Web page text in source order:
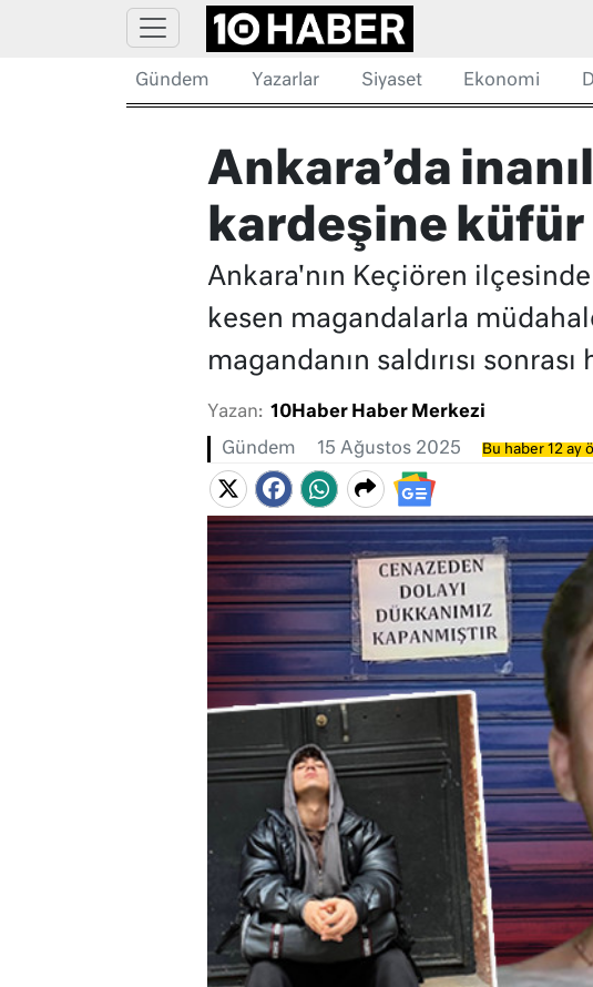
Gündem Yazarlar Siyaset Ekonomi
Ankara’da
kardeşine
Ankara'nın Keçiören
kesen magandalarla
magandanın saldırısı sonrası
Yazan: 10Haber Haber Merkezi
Gündem 15 Ağustos 2025 Bu haber 12 ay